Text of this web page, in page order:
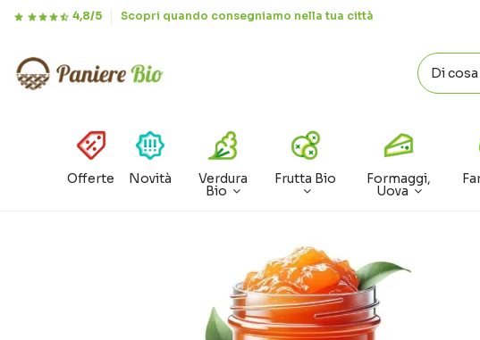
4,8/5 Scopri quando consegniamo nella tua città
Offerte Novità Verdura
Bio
Frutta Bio Formaggi,
Uova